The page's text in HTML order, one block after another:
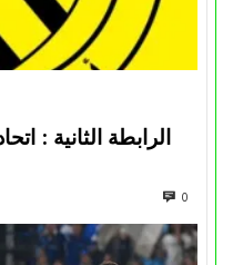
الرابطة الثانية :
0